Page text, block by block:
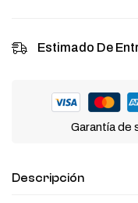
Estimado De
Garantía de
Descripción